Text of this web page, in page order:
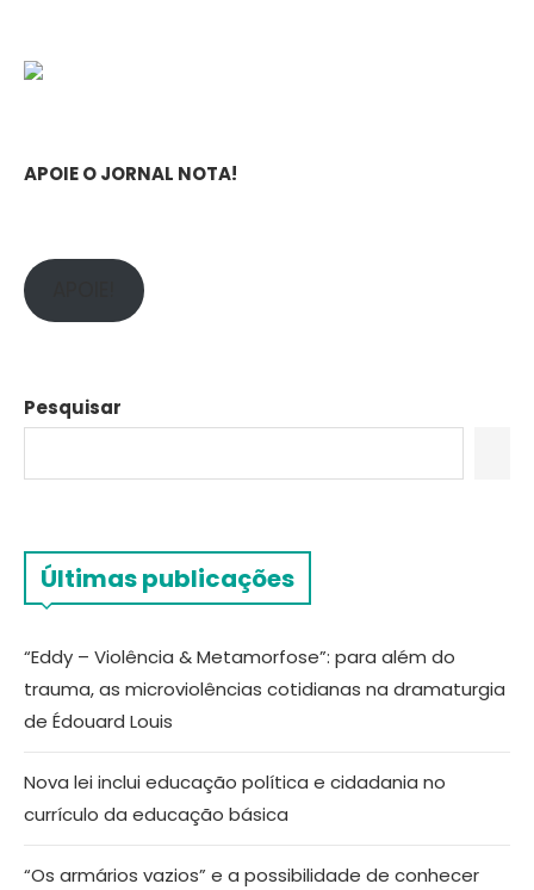
APOIE O JORNAL NOTA!
Pesquisar
Últimas publicações
“Eddy – Violência & Metamorfose”: para além do
trauma, as microviolências cotidianas na dramaturgia
de Édouard Louis
Nova lei inclui educação política e cidadania no
currículo da educação básica
“Os armários vazios” e a possibilidade de conhecer